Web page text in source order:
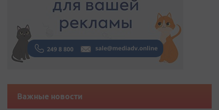
Важные новости